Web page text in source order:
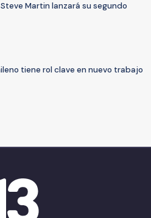
Martin lanzará su segundo
tiene rol clave en nuevo trabajo